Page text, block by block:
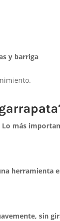
y barriga
Lo más
herramienta
sin